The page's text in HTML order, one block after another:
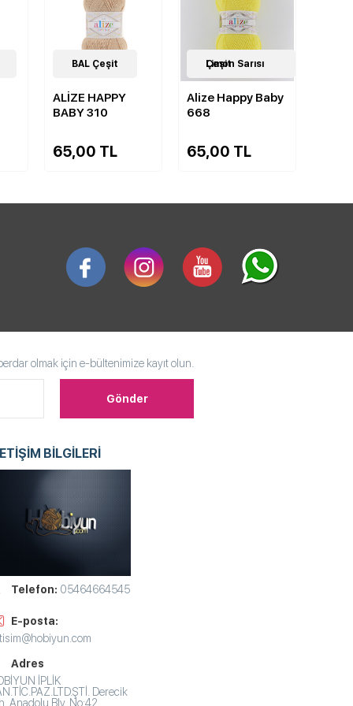
5Çeşit
BAL Çeşit
ALİZE HAPPY
BABY 310
65,00 TL
5Çeşit
Limon Sarısı Çeşit
Alize Happy Baby
668
65,00 TL
olmak için e-bültenimize kayıt olun.
BİLGİLERİ
Telefon: 05464664545
E-posta:
Adres
İPLİK
Derecik
Anadolu Blv. No:42